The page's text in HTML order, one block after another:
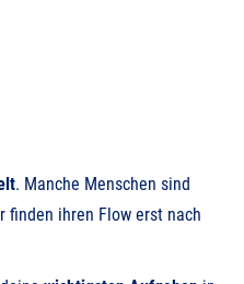
. Manche Menschen sind
finden ihren Flow erst nach